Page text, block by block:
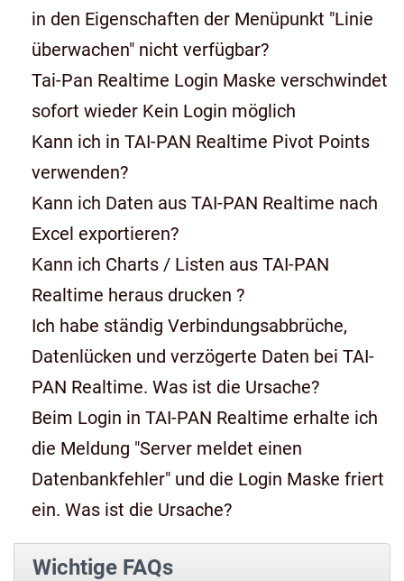
in den Eigenschaften der Menüpunkt "Linie
überwachen" nicht verfügbar?
Tai-Pan Realtime Login Maske verschwindet
sofort wieder Kein Login möglich
Kann ich in TAI-PAN Realtime Pivot Points
verwenden?
Kann ich Daten aus TAI-PAN Realtime nach
Excel exportieren?
Kann ich Charts / Listen aus TAI-PAN
Realtime heraus drucken ?
Ich habe ständig Verbindungsabbrüche,
Datenlücken und verzögerte Daten bei TAI-
PAN Realtime. Was ist die Ursache?
Beim Login in TAI-PAN Realtime erhalte ich
die Meldung "Server meldet einen
Datenbankfehler" und die Login Maske friert
ein. Was ist die Ursache?
Wichtige FAQs